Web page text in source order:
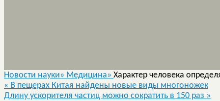
Новости науки» Медицина» Характер человека
« В пещерах Китая найдены новые виды многоножек
Длину ускорителя частиц можно сократить в 150 раз »